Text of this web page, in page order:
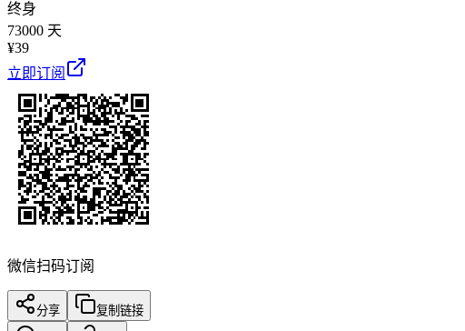
终身
73000 天
¥39
立即订阅
微信扫码订阅
分享 复制链接